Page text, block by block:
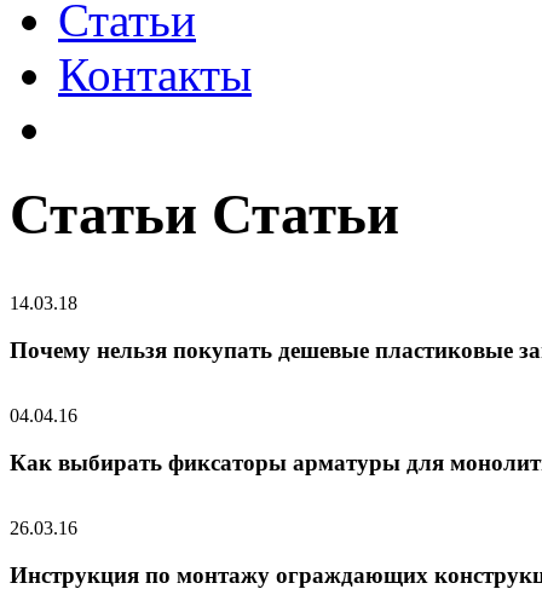
Статьи
Контакты
Статьи Статьи
14.03.18
Почему нельзя покупать дешевые пластиковые
04.04.16
Как выбирать фиксаторы арматуры для
26.03.16
Инструкция по монтажу ограждающих